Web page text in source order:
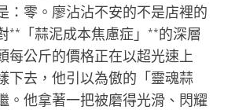
：零。廖沾沾不安的不是店裡的
**「蒜泥成本焦慮症」**的深層
每公斤的價格正在以超光速上
下去，他引以為傲的「靈魂蒜
。他拿著一把被磨得光滑、閃耀